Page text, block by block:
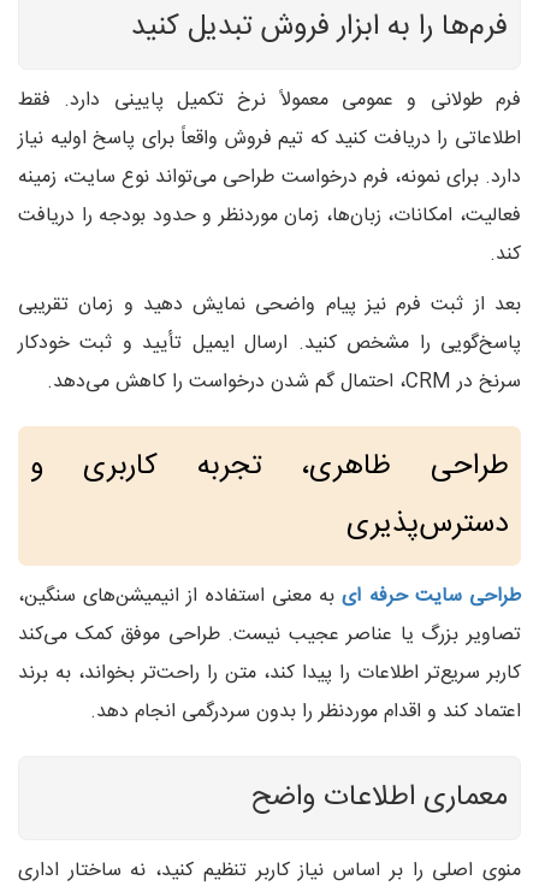
فرم‌ها را به ابزار فروش تبدیل کنید
فرم طولانی و عمومی معمولاً نرخ تکمیل پایینی دارد. فقط
اطلاعاتی را دریافت کنید که تیم فروش واقعاً برای پاسخ اولیه نیاز
دارد. برای نمونه، فرم درخواست طراحی می‌تواند نوع سایت، زمینه
فعالیت، امکانات، زبان‌ها، زمان موردنظر و حدود بودجه را دریافت
کند.
بعد از ثبت فرم نیز پیام واضحی نمایش دهید و زمان تقریبی
پاسخ‌گویی را مشخص کنید. ارسال ایمیل تأیید و ثبت خودکار
سرنخ در CRM، احتمال گم شدن درخواست را کاهش می‌دهد.
طراحی ظاهری، تجربه کاربری و
دسترس‌پذیری
طراحی سایت حرفه ایبه معنی استفاده از انیمیشن‌های سنگین،
تصاویر بزرگ یا عناصر عجیب نیست. طراحی موفق کمک می‌کند
کاربر سریع‌تر اطلاعات را پیدا کند، متن را راحت‌تر بخواند، به برند
اعتماد کند و اقدام موردنظر را بدون سردرگمی انجام دهد.
معماری اطلاعات واضح
منوی اصلی را بر اساس نیاز کاربر تنظیم کنید، نه ساختار اداری